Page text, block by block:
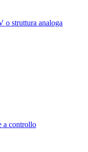
o struttura analoga
a controllo